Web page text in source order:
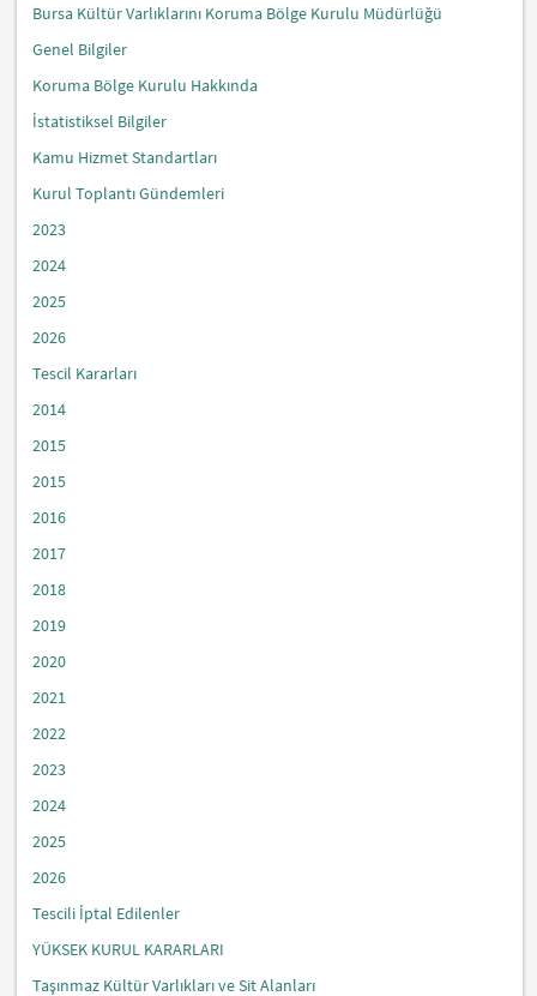
Bursa Kültür Varlıklarını Koruma Bölge Kurulu Müdürlüğü
Genel Bilgiler
Koruma Bölge Kurulu Hakkında
İstatistiksel Bilgiler
Kamu Hizmet Standartları
Kurul Toplantı Gündemleri
2023
2024
2025
2026
Tescil Kararları
2014
2015
2015
2016
2017
2018
2019
2020
2021
2022
2023
2024
2025
2026
Tescili İptal Edilenler
YÜKSEK KURUL KARARLARI
Taşınmaz Kültür Varlıkları ve Sit Alanları